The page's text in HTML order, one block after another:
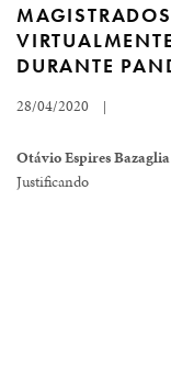
DURANTE
28/04/2020 |
Otávio Espires Bazaglia
Justificando